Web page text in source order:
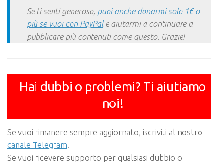
Se ti senti generoso, puoi anche donarmi solo 1€ o
più se vuoi con PayPale aiutarmi a continuare a
pubblicare più contenuti come questo. Grazie!
Hai dubbi o problemi? Ti aiutiamo
noi!
Se vuoi rimanere sempre aggiornato, iscriviti al nostro
canale Telegram.
Se vuoi ricevere supporto per qualsiasi dubbio o